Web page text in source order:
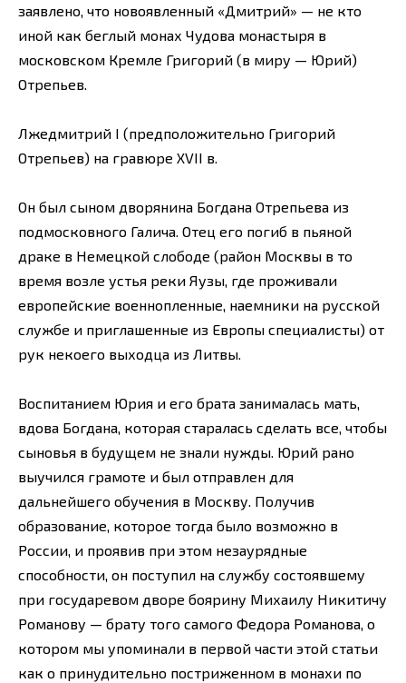
заявлено, что новоявленный «Дмитрий» — не кто
иной как беглый монах Чудова монастыря в
московском Кремле Григорий (в миру — Юрий)
Отрепьев.
Лжедмитрий I (предположительно Григорий
Отрепьев) на гравюре XVII в.
Он был сыном дворянина Богдана Отрепьева из
подмосковного Галича. Отец его погиб в пьяной
драке в Немецкой слободе (район Москвы в то
время возле устья реки Яузы, где проживали
европейские военнопленные, наемники на русской
службе и приглашенные из Европы специалисты) от
рук некоего выходца из Литвы.
Воспитанием Юрия и его брата занималась мать,
вдова Богдана, которая старалась сделать все, чтобы
сыновья в будущем не знали нужды. Юрий рано
выучился грамоте и был отправлен для
дальнейшего обучения в Москву. Получив
образование, которое тогда было возможно в
России, и проявив при этом незаурядные
способности, он поступил на службу состоявшему
при государевом дворе боярину Михаилу Никитичу
Романову — брату того самого Федора Романова, о
котором мы упоминали в первой части этой статьи
как о принудительно постриженном в монахи по